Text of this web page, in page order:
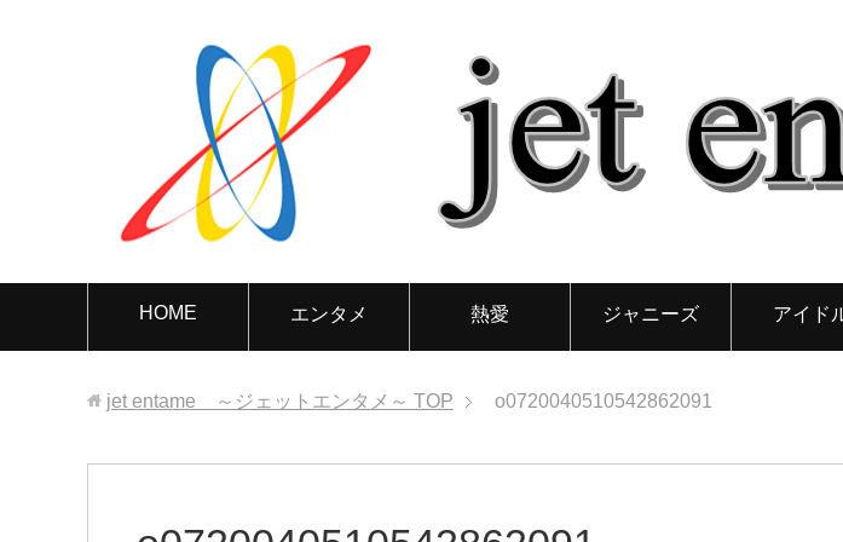
HOME エンタメ 熱愛 ジャニーズ アイド
jet entame ～ジェットエンタメ～ TOP o0720040510542862091